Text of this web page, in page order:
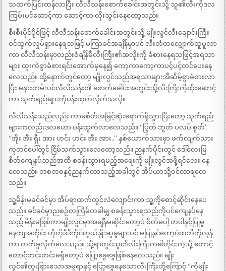
သထက်ပြင်းထန်လာပြီး လီလီသန်းစောက်ခေါင်းအတွင်းသို့ သူ၏လီးကိုဒလ
ကြမ်းပင်ဆောင့်ကာ ဆောင့်ကာ လိုးသွင်းနေတော့သည်။
စီးစီးပိုင်ပိုင်ဖြင့် လီလီသန်းစောက်ခေါင်းအတွင်းသို့ မျိုးလွင်လီးချောင်းကြီး
ဝင်ထွက်လှုပ်ရှားနေရသဖြင့် မကြာခင်အချိန်မှာပင် လီးတံတလျှောက်ထူပူလာ
ကာ လီလီသန်းမှာလည်းစံချိန်မီလီးကြီး၏အလိုးကို ခံစားနေရသဖြင့်အရသာ
များ ထူးကဲစွာခံစားရင်းအောက်မှနေ၍ ကော့ကာကော့ကာပင့်ပင့်တင်ပေးနေ
လေသည်။ ထို့နောက်တွင်တော့ မျိုးလွင်သည်အရသာများအီဆိမ့်စွာခံစားလာ
ပြီး မနားတမ်းပင်လီလီသန်း၏ စောက်ခေါင်းအတွင်းသို့လီးကြီးကိုထိုးဆောင့်
ကာ သုက်ရည်များကိုပန်းထုတ်လိုက်သလို။
လီလီသန်းသည်လည်း ကာမစိတ်အမြင့်ဆုံးရောက်ရှိသွားပြီးတော့ သုက်ရည်
များကလည်းဒလဟော ပန်းထွက်လာလေသည်။ “ပြွတ် ဘွတ် ပလပ် စွတ်”
“အိုး အီး ရှီး အား ဟင်း ဟင်း အီး အား..” နှစ်ယောက်သားမှာ ဖက်လျက်သား
ကုတင်ပေါ်တွင် ငြိမ်သက်သွားလေတော့သည်။ ညနက်ပိုင်းတွင် ဒေါ်လေးမြ
စိတ်ကျေနပ်သည်အထိ စခန်းသွားရမည့်အရေးကို မျိုးလွင်အဖို့ရင်လေး နေ
လေသည်။ တစတစနှင့်ညနက်လာသည့်အခါတွင် အိပ်ယာသို့ဝင်လာရလေ
သည်။
သူ့မိန်းမခင်ခင်မှာ အိပ်ရာထက်တွင်လဲလျောင်းကာ သူ့ကိုစောင့်ဆိုင်းနေပေ
သည်။ ခင်ခင်မှာညစဉ်တကြိမ်တခါမျှ စခန်းသွားရသည်ကိုပင်ကျေနပ်နေ
သည့် မိန်းမဖြစ်ကာမျိုးလွင်မှာအချိန်မဆိုင်းတော့ပဲ စိတ်မပါ့ တပါနှင့်ပြုမူ
နေကျအတိုင်း ဟိုဟိုဒီဒီကိုင်တွယ်နှိုးဆွမှုများပင် မပြုနုင်တော့ပဲထဘီကိုလှန်
ကာ တက်ခွလိုက်လေသည်။ သို့ရာတွင်သူ၏လီးကြီးကခါတိုင်းကဲ့သို့ တောင့်
တောင့်တင်းတင်းမရှိတော့ပဲ ပြော့ခွေခွေဖြစ်နေလေသည်။ မျိုး
လွင်၏ထူးခြားသောအမူရာနှင့် ပြော့ခွေနေသောလီးကြီးတို့ကြောင့် “ကိုမျိုး